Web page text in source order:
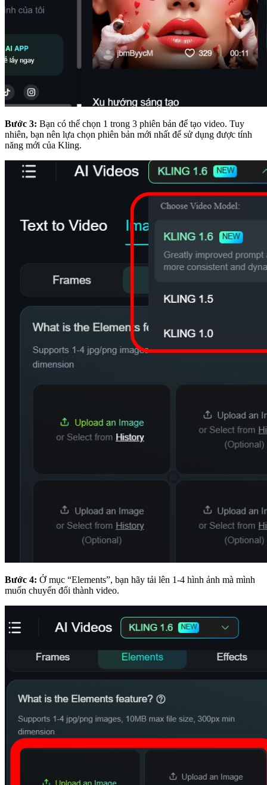
Bước 3: Bạn có thể chọn 1 trong 3 phiên bản để tạo video. Tuy
nhiên, bạn nên lựa chọn phiên bản mới nhất để sử dụng được tính
năng mới của Kling.
Bước 4: Ở mục “Elements”, bạn hãy tải lên 1-4 hình ảnh mà mình
muốn chuyển đổi thành video.